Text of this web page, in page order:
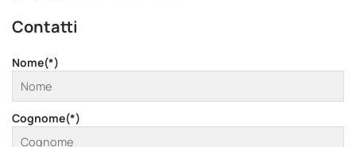
Contatti
Nome(*)
Cognome(*)